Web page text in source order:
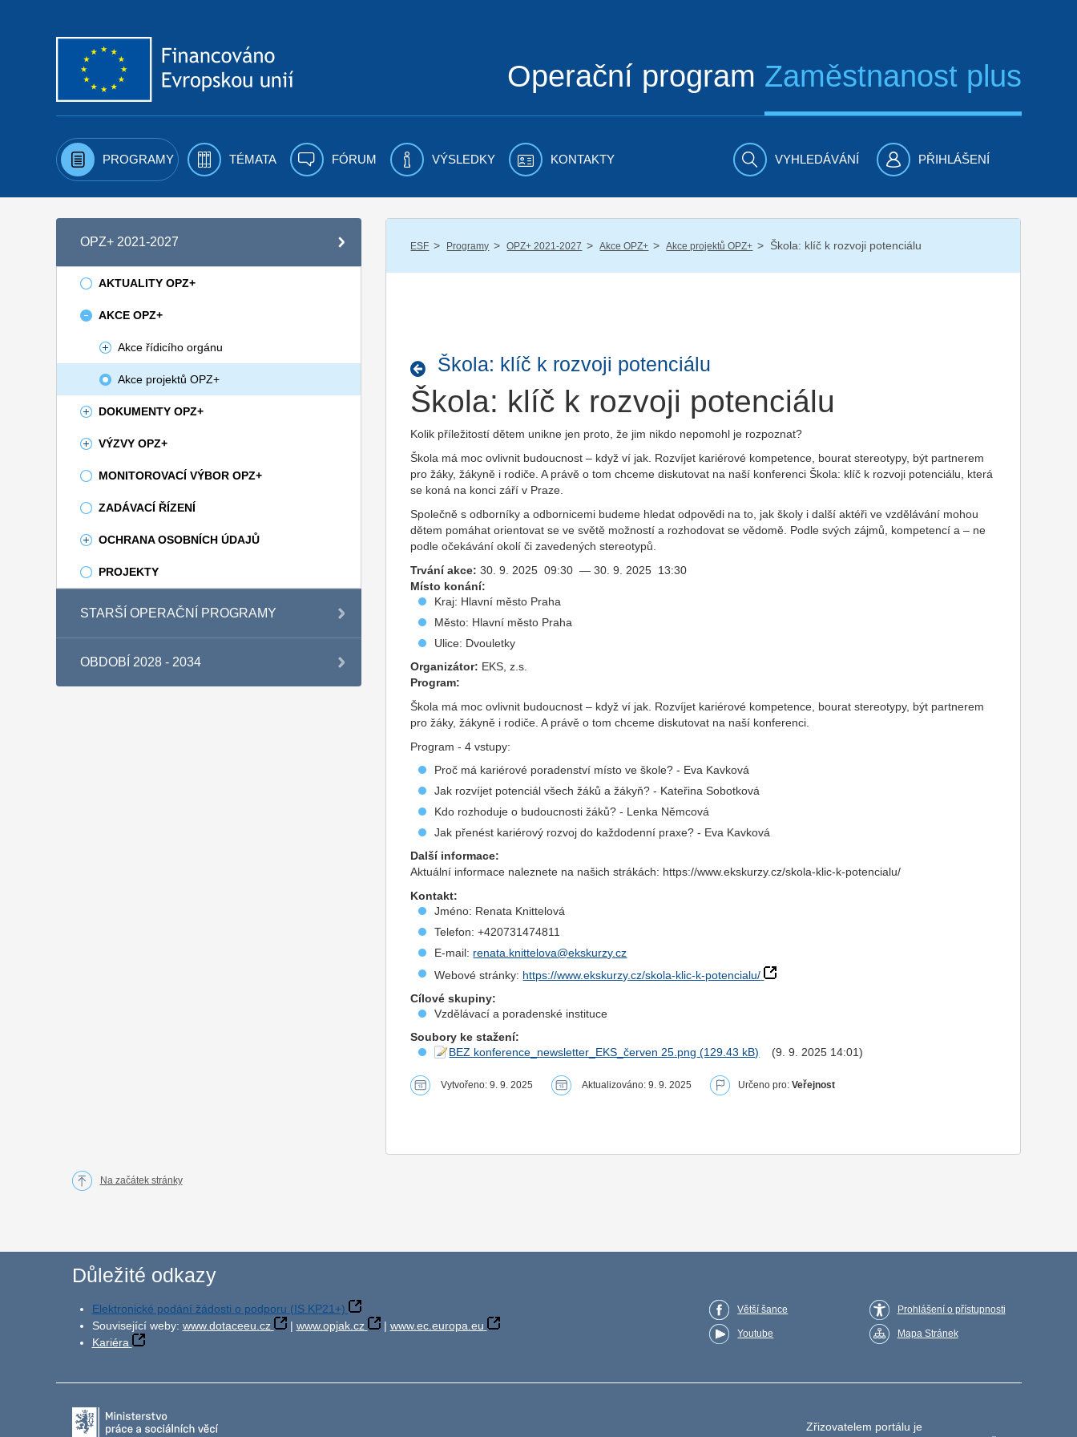
Operační program Zaměstnanost plus
PROGRAMY TÉMATA FÓRUM VÝSLEDKY KONTAKTY VYHLEDÁVÁNÍ PŘIHLÁŠENÍ
OPZ+ 2021-2027
AKTUALITY OPZ+
AKCE OPZ+
Akce řídicího orgánu
Akce projektů OPZ+
DOKUMENTY OPZ+
VÝZVY OPZ+
MONITOROVACÍ VÝBOR OPZ+
ZADÁVACÍ ŘÍZENÍ
OCHRANA OSOBNÍCH ÚDAJŮ
PROJEKTY
STARŠÍ OPERAČNÍ PROGRAMY
OBDOBÍ 2028 - 2034
ESF / Programy / OPZ+ 2021-2027 / Akce OPZ+ / Akce projektů OPZ+ / Škola: klíč k rozvoji potenciálu
Škola: klíč k rozvoji potenciálu
Škola: klíč k rozvoji potenciálu
Kolik příležitostí dětem unikne jen proto, že jim nikdo nepomohl je rozpoznat?
Škola má moc ovlivnit budoucnost – když ví jak. Rozvíjet kariérové kompetence, bourat stereotypy, být partnerem
pro žáky, žákyně i rodiče. A právě o tom chceme diskutovat na naší konferenci Škola: klíč k rozvoji potenciálu, která
se koná na konci září v Praze.
Společně s odborníky a odbornicemi budeme hledat odpovědi na to, jak školy i další aktéři ve vzdělávání mohou
dětem pomáhat orientovat se ve světě možností a rozhodovat se vědomě. Podle svých zájmů, kompetencí a – ne
podle očekávání okolí či zavedených stereotypů.
Trvání akce: 30. 9. 2025 09:30 — 30. 9. 2025 13:30
Místo konání:
Kraj: Hlavní město Praha
Město: Hlavní město Praha
Ulice: Dvouletky
Organizátor: EKS, z.s.
Program:
Škola má moc ovlivnit budoucnost – když ví jak. Rozvíjet kariérové kompetence, bourat stereotypy, být partnerem
pro žáky, žákyně i rodiče. A právě o tom chceme diskutovat na naší konferenci.
Program - 4 vstupy:
Proč má kariérové poradenství místo ve škole? - Eva Kavková
Jak rozvíjet potenciál všech žáků a žákyň? - Kateřina Sobotková
Kdo rozhoduje o budoucnosti žáků? - Lenka Němcová
Jak přenést kariérový rozvoj do každodenní praxe? - Eva Kavková
Další informace:
Aktuální informace naleznete na našich strákách: https://www.ekskurzy.cz/skola-klic-k-potencialu/
Kontakt:
Jméno: Renata Knittelová
Telefon: +420731474811
E-mail: renata.knittelova@ekskurzy.cz
Webové stránky: https://www.ekskurzy.cz/skola-klic-k-potencialu/
Cílové skupiny:
Vzdělávací a poradenské instituce
Soubory ke stažení:
BEZ konference_newsletter_EKS_červen 25.png
(9. 9. 2025 14:01)
Vytvořeno: 9. 9. 2025 Aktualizováno: 9. 9. 2025 Určeno pro:Veřejnost
Na začátek stránky
Důležité odkazy
Elektronické podání žádosti o podporu (IS KP21+)
Související weby: www.dotaceeu.cz | www.opjak.cz | www.ec.europa.eu
Kariéra
Větší šance
Youtube
Prohlášení o přístupnosti
Mapa Stránek
Zřizovatelem portálu je